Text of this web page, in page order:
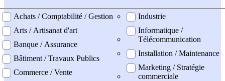
professionel
Achats / Comptabilité / Gestion
Arts / Artisanat d'art
Banque / Assurance
Bâtiment / Travaux Publics
Commerce / Vente
Industrie
Informatique /
Télécommunication
Installation / Maintenance
Marketing / Stratégie
commerciale